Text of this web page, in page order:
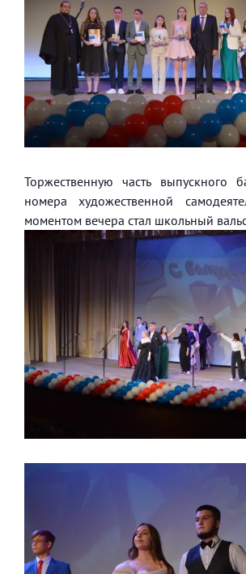
Торжественную часть выпускного
номера художественной
моментом вечера стал школьный